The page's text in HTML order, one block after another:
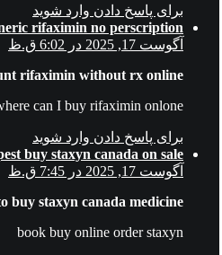
برای پاسخ دادن وارد شوید
rifaximin no perscription
آگوست 17, 2025 در 6:02 ق.ظ
rifaximin without rx online
can I buy rifaximin onlone
برای پاسخ دادن وارد شوید
buy staxyn canada on sale
آگوست 17, 2025 در 7:45 ق.ظ
buy staxyn canada medicine
book buy online order staxyn